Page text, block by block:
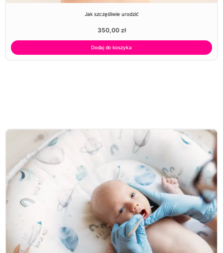
Jak szczęśliwie urodzić
350,00 zł
Dodaj do koszyka